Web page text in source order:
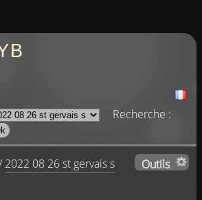
Recherche :
Outils
2022 08 26 st gervais s